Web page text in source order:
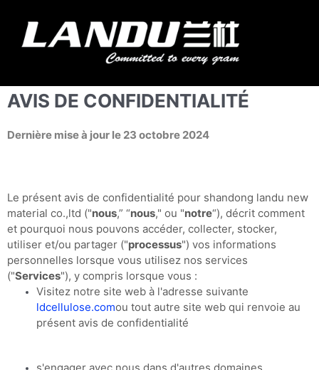
contenu
AVIS DE CONFIDENTIALITÉ
Dernière mise à jour le 23 octobre 2024
Le présent avis de confidentialité pour shandong landu new
material co.,ltd ("nous,” “nous," ou "notre“), décrit comment
et pourquoi nous pouvons accéder, collecter, stocker,
utiliser et/ou partager ("processus") vos informations
personnelles lorsque vous utilisez nos services
("Services"), y compris lorsque vous :
Visitez notre site web à l'adresse suivante
ldcellulose.comou tout autre site web qui renvoie au
présent avis de confidentialité
s'engager avec nous dans d'autres domaines